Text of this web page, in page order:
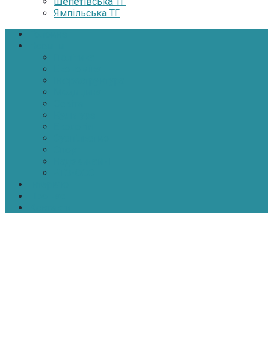
Ямпільська ТГ